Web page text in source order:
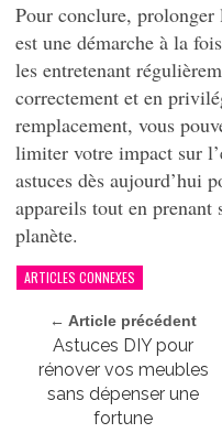
Pour conclure, prolonger
est une démarche à la
les entretenant
correctement et en
remplacement, vous
limiter votre impact sur
astuces dès aujourd’hui
appareils tout en prenant
planète.
ARTICLES CONNEXES
← Article précédent
Astuces DIY pour
rénover vos meubles
sans dépenser une
fortune